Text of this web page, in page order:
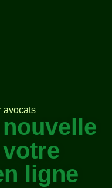
avocats
ligne